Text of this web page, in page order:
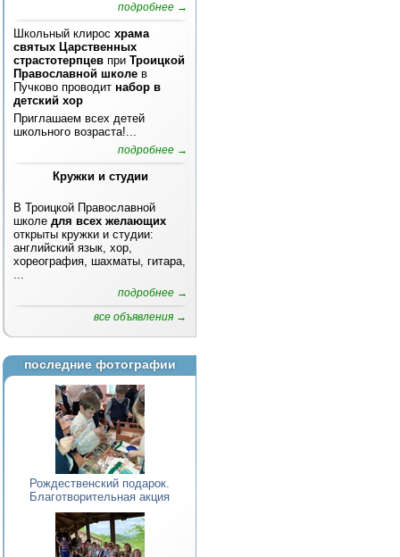
подробнее →
Школьный клирос храма
святых Царственных
страстотерпцев при Троицкой
Православной школе в
Пучково проводит набор в
детский хор
Приглашаем всех детей
школьного возраста!...
подробнее →
Кружки и студии
В Троицкой Православной
школе для всех желающих
открыты кружки и студии:
английский язык, хор,
хореография, шахматы, гитара,
...
подробнее →
все объявления →
последние фотографии
Рождественский подарок.
Благотворительная акция